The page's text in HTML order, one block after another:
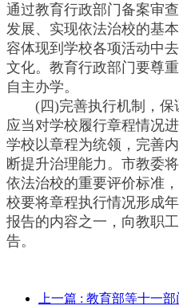
通过教育行政部门备案审
发展、实现依法治校的基
容体现到学校各项活动中
文化。教育行政部门要尊
自主办学。
(四)完善执行机制，保
应当对学校履行章程情况
学校以章程为统领，完善
断提升治理能力。市教委
依法治校的重要评价标准
校要将章程执行情况形成
报告的内容之一，向教职
告。
上一篇 : 教育部等十一